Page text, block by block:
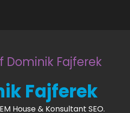
Fajferek
House & Konsultant SEO.